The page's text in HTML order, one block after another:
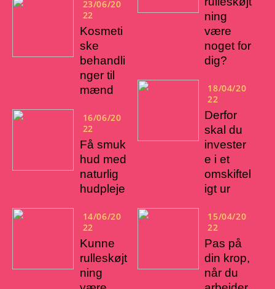
23/06/20
22
Kosmeti
ske
behandli
nger til
mænd
16/06/20
22
Få smuk
hud med
naturlig
hudpleje
14/06/20
22
Kunne
rulleskøjt
ning
ning
være
noget for
dig?
18/04/20
22
Derfor
skal du
invester
e i et
omskiftel
igt ur
15/04/20
22
Pas på
din krop,
når du